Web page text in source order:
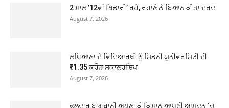
2 ਸਾਲ ’12ਵਾਂ ਖਿਡਾਰੀ’ ਰਹੇ, ਰਹਾਣੇ ਨੇ ਬਿਆਨ ਕੀਤਾ ਦਰਦ
August 7, 2026
ਲੁਧਿਆਣਾ ਦੇ ਵਿਦਿਆਰਥੀ ਨੂੰ ਸਿਡਨੀ ਯੂਨੀਵਰਸਿਟੀ ਦੀ
₹1.35 ਕਰੋੜ ਸਕਾਲਰਸ਼ਿਪ
August 7, 2026
ਫਲਦਾਰ ਬਾਗਬਾਨੀ ਅਪਣਾ ਕੇ ਕਿਸਾਨ ਆਪਣੀ ਆਮਦਨ ‘ਚ